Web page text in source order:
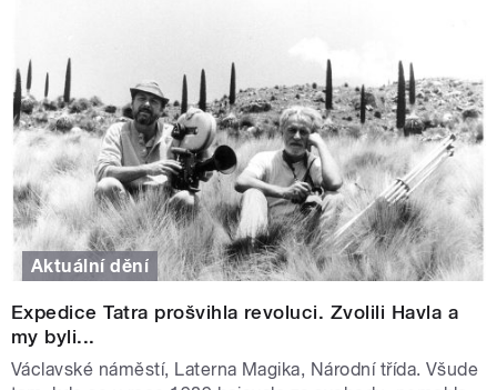
Aktuální dění
Expedice Tatra prošvihla revoluci. Zvolili Havla a
my byli...
Václavské náměstí, Laterna Magika, Národní třída. Všude